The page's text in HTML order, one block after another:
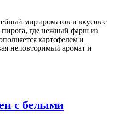
мир ароматов и вкусов с
где нежный фарш из
картофелем и
неповторимый аромат и
с белыми